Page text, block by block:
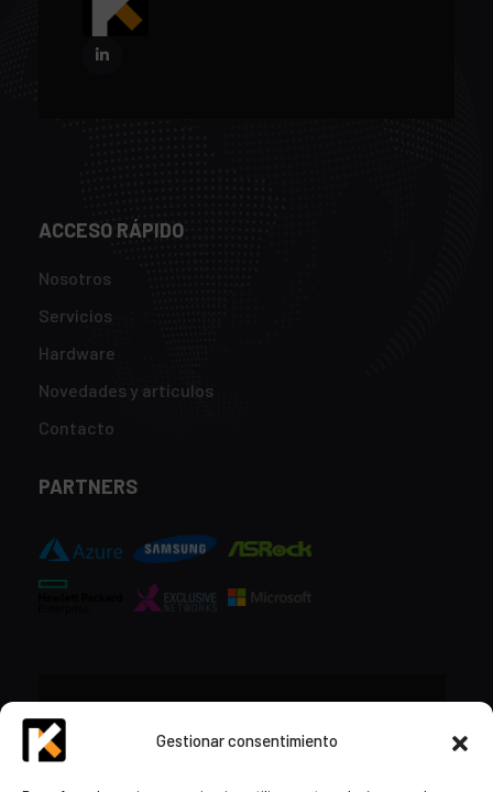
Gestionar consentimiento
ACCESO RÁPIDO
Nosotros
Servicios
Hardware
Novedades y artículos
Contacto
PARTNERS